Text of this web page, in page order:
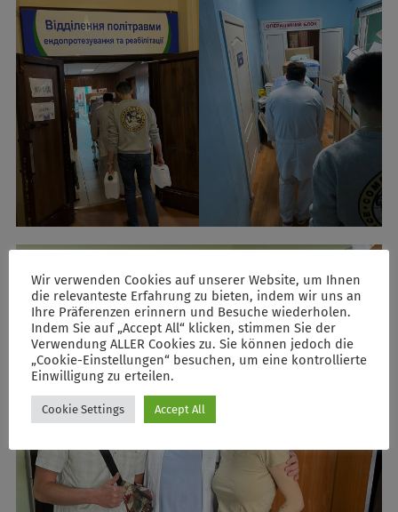
Wir verwenden Cookies auf unserer Website, um Ihnen
die relevanteste Erfahrung zu bieten, indem wir uns an
Ihre Präferenzen erinnern und Besuche wiederholen.
Indem Sie auf „Accept All“ klicken, stimmen Sie der
Verwendung ALLER Cookies zu. Sie können jedoch die
„Cookie-Einstellungen“ besuchen, um eine kontrollierte
Einwilligung zu erteilen.
Cookie Settings Accept All